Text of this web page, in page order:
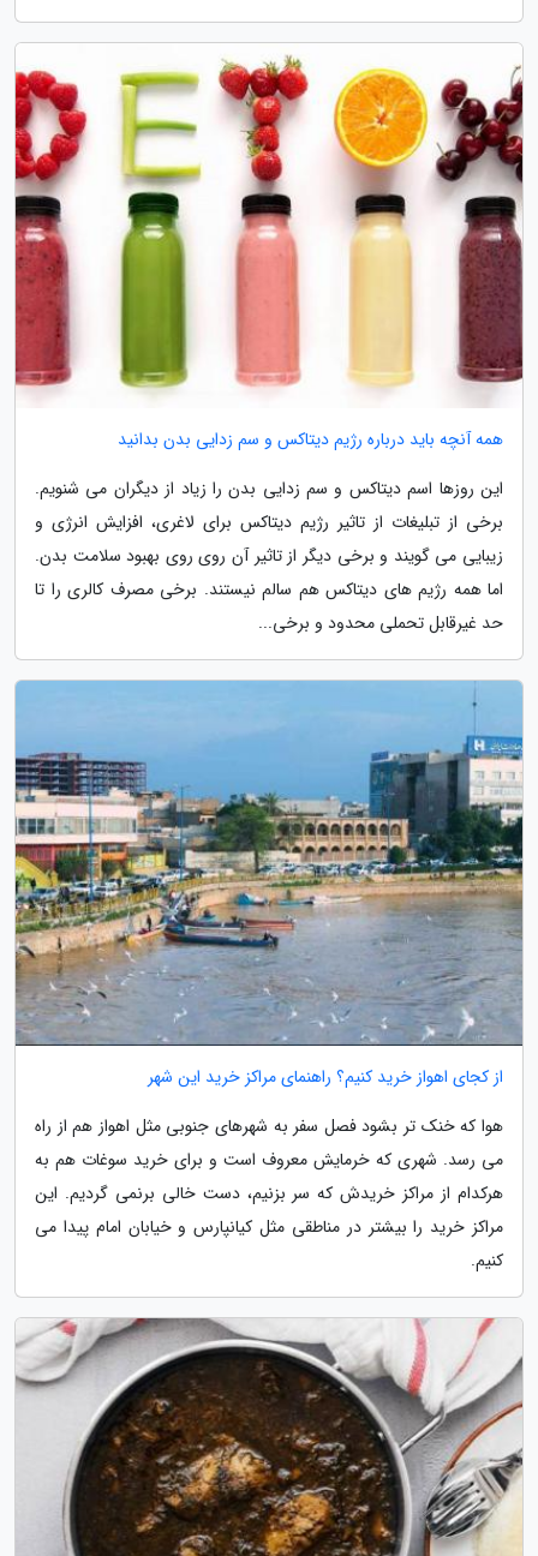
همه آنچه باید درباره رژیم دیتاکس و سم زدایی بدن بدانید
این روزها اسم دیتاکس و سم زدایی بدن را زیاد از دیگران می شنویم.
برخی از تبلیغات از تاثیر رژیم دیتاکس برای لاغری، افزایش انرژی و
زیبایی می گویند و برخی دیگر از تاثیر آن روی روی بهبود سلامت بدن.
اما همه رژیم های دیتاکس هم سالم نیستند. برخی مصرف کالری را تا
حد غیرقابل تحملی محدود و برخی...
از کجای اهواز خرید کنیم؟ راهنمای مراکز خرید این شهر
هوا که خنک تر بشود فصل سفر به شهرهای جنوبی مثل اهواز هم از راه
می رسد. شهری که خرمایش معروف است و برای خرید سوغات هم به
هرکدام از مراکز خریدش که سر بزنیم، دست خالی برنمی گردیم. این
مراکز خرید را بیشتر در مناطقی مثل کیانپارس و خیابان امام پیدا می
کنیم.